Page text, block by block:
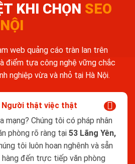
KHI CHỌN SEO
web quảng cáo tràn lan trên
điểm tựa công nghệ vững chắc
nghiệp vừa và nhỏ tại Hà Nội.
Người thật việc thật
mạng? Chúng tôi có pháp nhân
phòng rõ ràng tại 53 Lãng Yên,
tôi luôn hoan nghênh và sẵn
đến trực tiếp văn phòng